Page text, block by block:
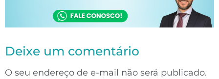
Deixe um comentário
O seu endereço de e-mail não será publicado.